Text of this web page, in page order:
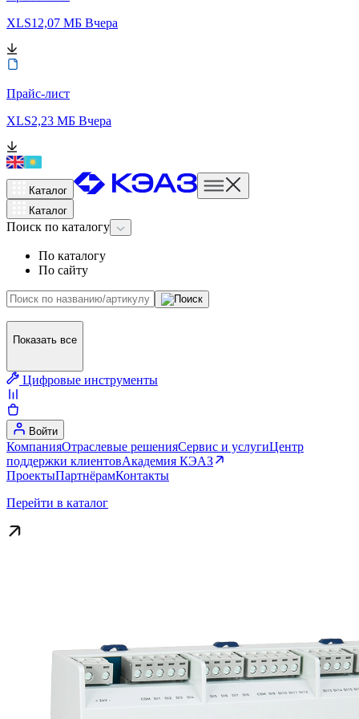
XLS12,07 МБ Вчера
Прайс-лист
XLS2,23 МБ Вчера
Каталог
Каталог
Поиск по каталогу
По каталогу
По сайту
Показать все
Цифровые инструменты
Войти
КомпанияОтраслевые решенияСервис и услугиЦентр
поддержки клиентовАкадемия КЭАЗ
ПроектыПартнёрамКонтакты
Перейти в каталог